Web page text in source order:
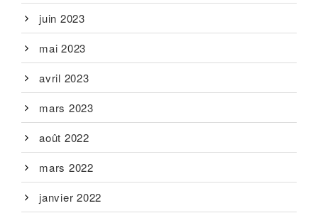
juin 2023
mai 2023
avril 2023
mars 2023
août 2022
mars 2022
janvier 2022